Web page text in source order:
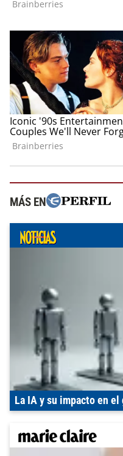
MÁS EN
La IA y su impacto en